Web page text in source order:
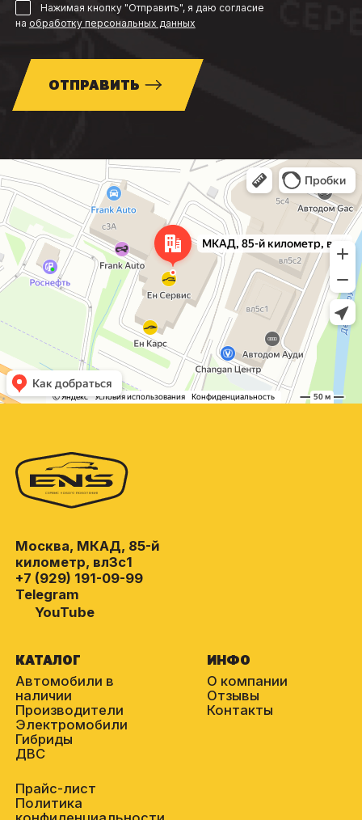
Нажимая кнопку "Отправить", я даю согласие
на обработку персональных данных
ОТПРАВИТЬ
Москва
МКАД, 85-й километр, вл3с1 — Яндекс Карты
Москва, МКАД, 85-й
километр, вл3с1
+7 (929) 191-09-99
Telegram
YouTube
КАТАЛОГ
Автомобили в
наличии
Производители
Электромобили
Гибриды
ДВС
ИНФО
О компании
Отзывы
Контакты
Прайс-лист
Политика